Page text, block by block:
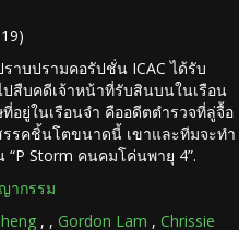
าบปรามคอรัปชั่น ICAC ได้รับ
สืบคดีเจ้าหน้าที่รับสินบนในเรือน
อยู่ในเรือนจำ คืออดีตตำรวจที่ลู่จื้อ
รรคชิ้นโตขนาดนี้ เขาและทีมจะทำ
“P Storm คนคมโค่นพายุ 4”.
ากรรม
, , Gordon Lam , Chrissie